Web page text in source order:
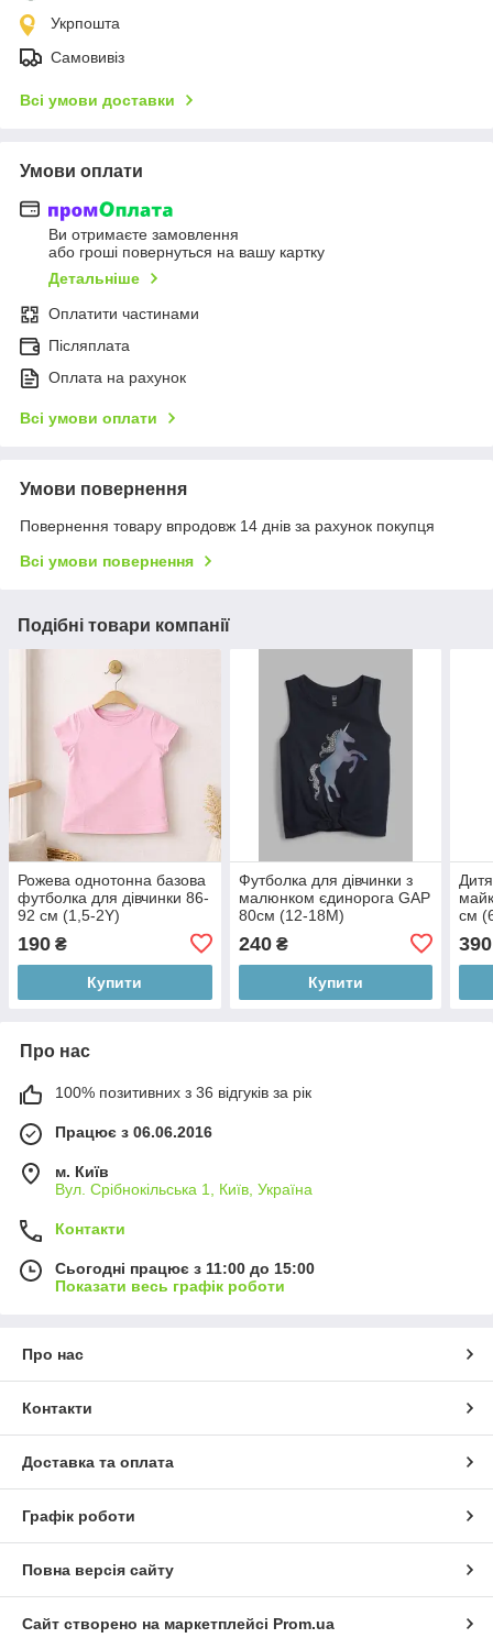
Укрпошта
Самовивіз
Всі умови доставки
Умови оплати
Ви отримаєте замовлення
або гроші повернуться на вашу картку
Детальніше
Оплатити частинами
Післяплата
Оплата на рахунок
Всі умови оплати
Умови повернення
Повернення товару впродовж 14 днів за рахунок покупця
Всі умови повернення
Подібні товари компанії
Рожева однотонна базова
футболка для дівчинки 86-
92 см (1,5-2Y)
190 ₴
Купити
Футболка для дівчинки з
малюнком єдинорога GAP
80см (12-18М)
240₴
Купити
см
390
Про нас
100% позитивних з 36 відгуків за рік
Працює з 06.06.2016
м. Київ
Вул. Срібнокільська 1, Київ, Україна
Контакти
Сьогодні працює з 11:00 до 15:00
Показати весь графік роботи
Про нас
Контакти
Доставка та оплата
Графік роботи
Повна версія сайту
Сайт створено на маркетплейсі Prom.ua